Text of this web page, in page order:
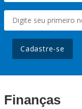
Cadastre-se
Finanças